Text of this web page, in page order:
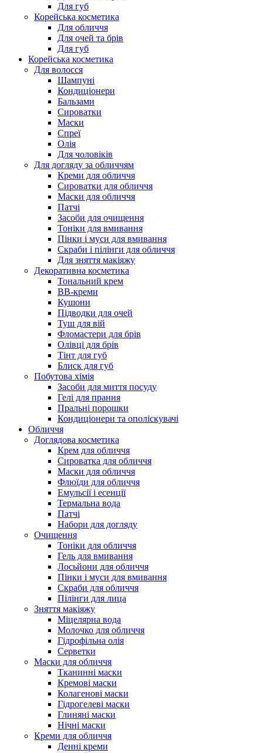
Для губ
Корейська косметика
Для обличчя
Для очей та брів
Для губ
Корейська косметика
Для волосся
Шампуні
Кондиціонери
Бальзами
Сироватки
Маски
Спреї
Олія
Для чоловіків
Для догляду за обличчям
Креми для обличчя
Сироватки для обличчя
Маски для обличчя
Патчі
Засоби для очищення
Тоніки для вмивання
Пінки і муси для вмивання
Скраби і пілінги для обличчя
Для зняття макіяжу
Декоративна косметика
Тональний крем
BB-креми
Кушони
Підводки для очей
Туш для вій
Фломастери для брів
Олівці для брів
Тінт для губ
Блиск для губ
Побутова хімія
Засоби для миття посуду
Гелі для прання
Пральні порошки
Кондиціонери та ополіскувачі
Обличчя
Доглядова косметика
Крем для обличчя
Сироватка для обличчя
Маски для обличчя
Флюїди для обличчя
Емульсії і есенції
Термальна вода
Патчі
Набори для догляду
Очищення
Тоніки для обличчя
Гель для вмивання
Лосьйони для обличчя
Пінки і муси для вмивання
Скраби для обличчя
Пілінги для лица
Зняття макіяжу
Міцелярна вода
Молочко для обличчя
Гідрофільна олія
Серветки
Маски для обличчя
Тканинні маски
Кремові маски
Колагенові маски
Гідрогелеві маски
Глиняні маски
Нічні маски
Креми для обличчя
Денні креми